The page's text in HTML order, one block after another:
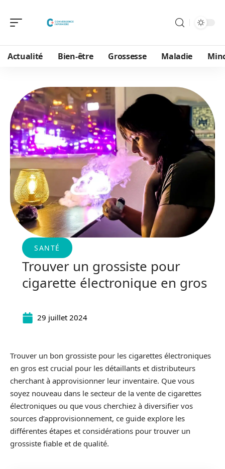
Actualité Bien-être Grossesse Maladie
SANTÉ
Trouver un grossiste pour
cigarette électronique en gros
29 juillet 2024
Trouver un bon grossiste pour les cigarettes électroniques
en gros est crucial pour les détaillants et distributeurs
cherchant à approvisionner leur inventaire. Que vous
soyez nouveau dans le secteur de la vente de cigarettes
électroniques ou que vous cherchiez à diversifier vos
sources d’approvisionnement, ce guide explore les
différentes étapes et considérations pour trouver un
grossiste fiable et de qualité.